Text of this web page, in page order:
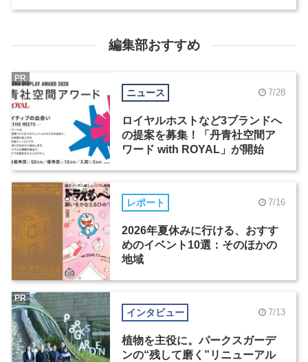
編集部おすすめ
ニュース 7/28
ロイヤルホストなど3ブランドへ
の提案を募集！「丹青社空間ア
ワード with ROYAL」が開始
PR
レポート 7/16
2026年夏休みに行ける、おすす
めのイベント10選：そのほかの
地域
インタビュー 7/13
植物を主役に。パークスガーデ
ンの“残して磨く”リニューアル
PR